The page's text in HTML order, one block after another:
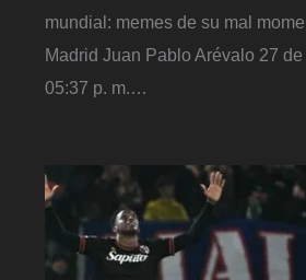
mundial: memes de su mal
Madrid Juan Pablo Arévalo 27
05:37 p. m.…